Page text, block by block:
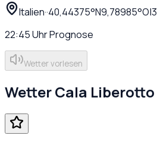
Italien··40,44375°N9,78985°O|3
22:45UhrPrognose
Wetter vorlesen
WetterCala Liberotto